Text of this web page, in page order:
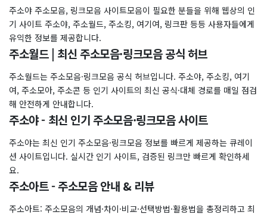
주소야 주소모음, 링크모음 사이트모음이 필요한 분들을 위해 웹상의 인
기 사이트 주소야, 주소월드, 주소킹, 여기여, 링크판 등등 사용자들에게
유익한 정보를 제공합니다.
주소월드 | 최신 주소모음·링크모음 공식 허브
주소월드는 주소모음·링크모음 공식 허브입니다. 주소야, 주소킹, 여기
여, 주소모아, 주소콘 등 인기 사이트의 최신 공식·대체 경로를 매일 점검
해 안전하게 안내합니다.
주소야 - 최신 인기 주소모음·링크모음 사이트
주소야는 최신 인기 주소모음·링크모음 정보를 빠르게 제공하는 큐레이
션 사이트입니다. 실시간 인기 사이트, 검증된 링크만 빠르게 확인하세
요.
주소아트 - 주소모음 안내 & 리뷰
주소아트: 주소모음의 개념·차이·비교·선택방법·활용법을 총정리하고 최